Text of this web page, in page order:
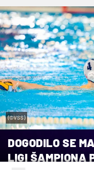
(©VSS)
DOGODILO SE
LIGI ŠAMPIONA